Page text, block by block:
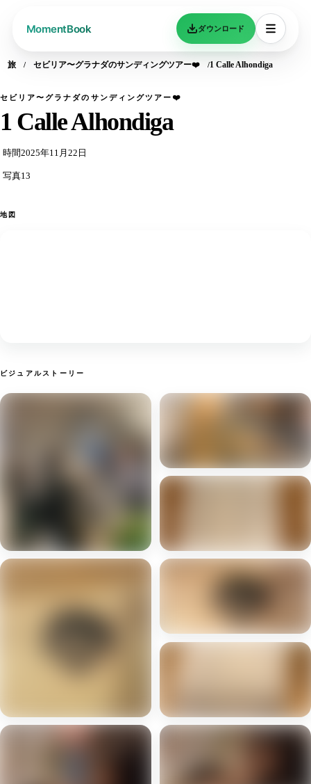
ダウンロード
旅 セビリア〜グラナダのサンディングツアー❤️ 1 Calle Alhondiga
セビリア〜グラナダのサンディングツアー❤️
1 Calle Alhondiga
時間2025年11月22日
写真13
地図
ビジュアルストーリー